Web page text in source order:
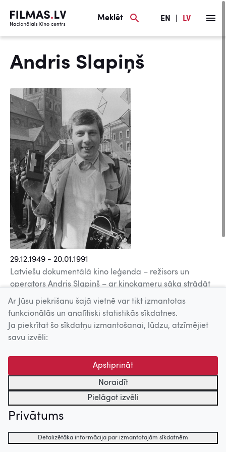
Meklēt EN LV
Andris Slapiņš
29.12.1949 - 20.01.1991
Latviešu dokumentālā kino leģenda – režisors un
operators Andris Slapiņš – ar kinokameru sāka strādāt
jau 1971. gadā, lai gan tikai 1976. gadā absolvēja
Maskavas kinoinstitūta Operatoru fakultāti.
debija – kinožurnāla
Padomju Latvija Nr.31/1973 sižets
par Baltijas mākslas izstādi Maskavā; kinorežijā Slapiņš
filmuSveicināti un uz redzēšanos, zēni!(1978). 1980.
gadā Andris Slapiņš veidoja kinožurnālu
Latvijas olimpisko kustību, visdziļākās padomju
stagnācijas laikā prasmīgi pamanoties savā žurnālā
iekļaut tomēr arī materiālus par Latvijas brīvvalsts laika
sportistiem. Bijis operators vairāk nekā 10
Epners, Hercs Franks, Andrejs Apsītis un citi).Jau savā
Ar Jūsu piekrišanu šajā vietnē var tikt izmantotas
funkcionālās un analītiski statistikās sīkdatnes.
Ja piekrītat šo sīkdatņu izmantošanai, lūdzu, atzīmējiet
savu izvēli:
Apstiprināt
Noraidīt
Pielāgot izvēli
Privātums
Detalizētāka informācija par izmantotajām sīkdatnēm